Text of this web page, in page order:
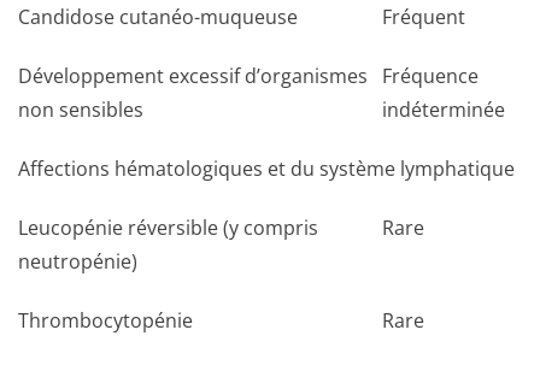
Candidose cutanéo-muqueuse Fréquent
Développement excessif d’organismes
non sensibles
Fréquence
indéterminée
Affections hématologiques et du système lymphatique
Leucopénie réversible (y compris
neutropénie)
Rare
Thrombocytopénie Rare